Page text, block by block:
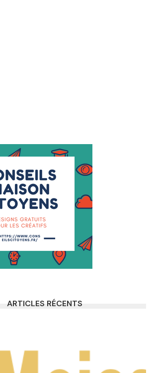
ARTICLES RÉCENTS